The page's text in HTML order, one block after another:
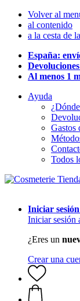
Volver al
al contenido
a la cesta de
España:
Al menos 1
Ayuda
Gastos
Todos
Iniciar sesión
Iniciar sesión
¿Eres un
Crear una